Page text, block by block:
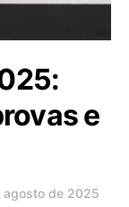
e
agosto de 2025